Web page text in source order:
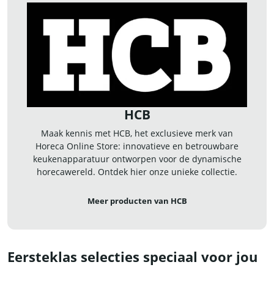
HCB
Maak kennis met HCB, het exclusieve merk van
Horeca Online Store: innovatieve en betrouwbare
keukenapparatuur ontworpen voor de dynamische
horecawereld. Ontdek hier onze unieke collectie.
Meer producten van HCB
Eersteklas selecties speciaal voor jou